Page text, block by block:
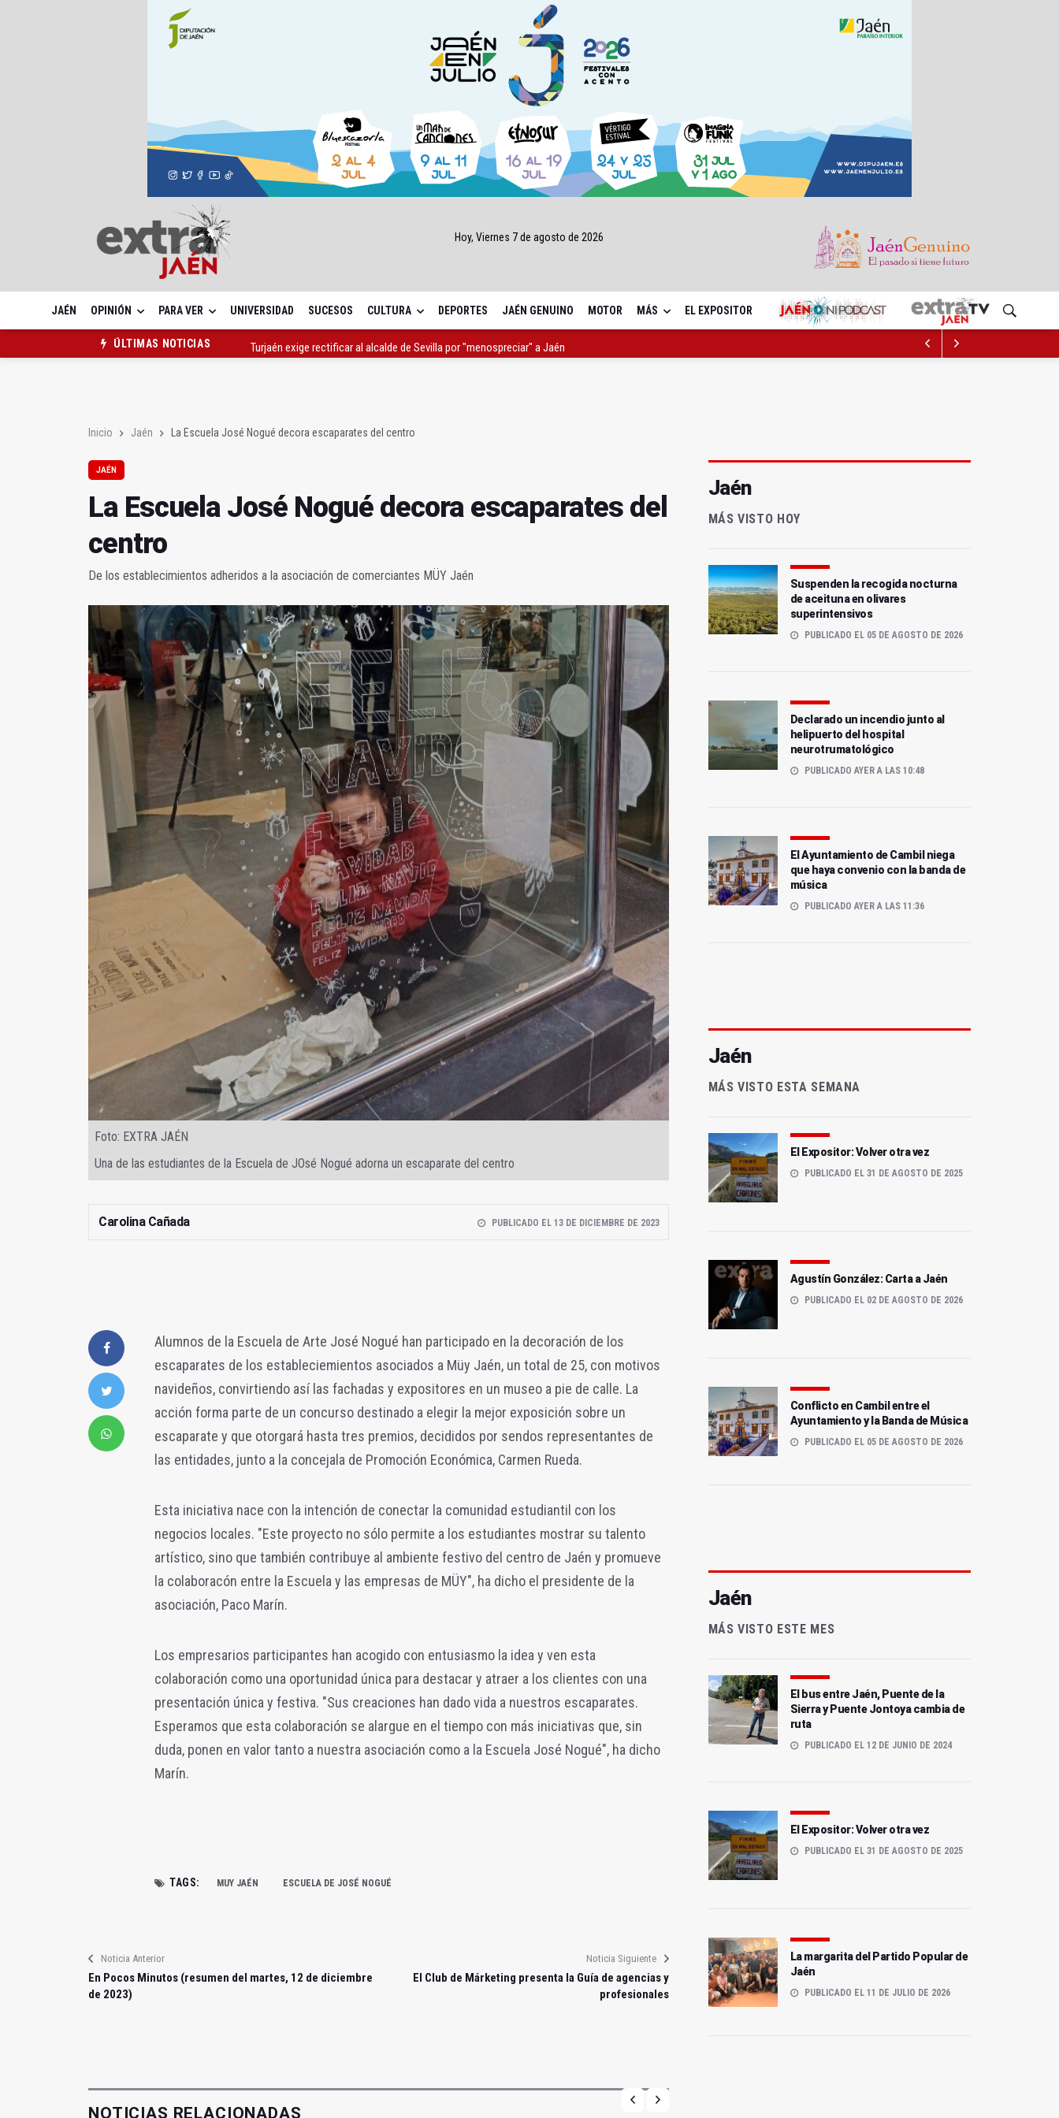
Hoy, Viernes 7 de agosto de 2026
JAÉN OPINIÓN PARA VER UNIVERSIDAD SUCESOS CULTURA DEPORTES JAÉN GENUINO MOTOR MÁS EL EXPOSITOR
ÚLTIMAS NOTICIAS
Turjaén exige rectificar al alcalde de Sevilla por "menospreciar" a Jaén
Inicio Jaén La Escuela José Nogué decora escaparates del centro
JAÉN
La Escuela José Nogué decora escaparates del
centro
De los establecimientos adheridos a la asociación de comerciantes MÜY Jaén
Foto: EXTRA JAÉN
Una de las estudiantes de la Escuela de JOsé Nogué adorna un escaparate del centro
Carolina Cañada PUBLICADO EL 13 DE DICIEMBRE DE 2023
Alumnos de la Escuela de Arte José Nogué han participado en la decoración de los
escaparates de los estableciemientos asociados a Müy Jaén, un total de 25, con motivos
navideños, convirtiendo así las fachadas y expositores en un museo a pie de calle. La
acción forma parte de un concurso destinado a elegir la mejor exposición sobre un
escaparate y que otorgará hasta tres premios, decididos por sendos representantes de
las entidades, junto a la concejala de Promoción Económica, Carmen Rueda.
Esta iniciativa nace con la intención de conectar la comunidad estudiantil con los
negocios locales. "Este proyecto no sólo permite a los estudiantes mostrar su talento
artístico, sino que también contribuye al ambiente festivo del centro de Jaén y promueve
la colaboracón entre la Escuela y las empresas de MÜY", ha dicho el presidente de la
asociación, Paco Marín.
Los empresarios participantes han acogido con entusiasmo la idea y ven esta
colaboración como una oportunidad única para destacar y atraer a los clientes con una
presentación única y festiva. "Sus creaciones han dado vida a nuestros escaparates.
Esperamos que esta colaboración se alargue en el tiempo con más iniciativas que, sin
duda, ponen en valor tanto a nuestra asociación como a la Escuela José Nogué", ha dicho
Marín.
TAGS: MUY JAÉN ESCUELA DE JOSÉ NOGUÉ
Noticia Anterior
En Pocos Minutos (resumen del martes, 12 de diciembre
de 2023)
Noticia Siguiente
El Club de Márketing presenta la Guía de agencias y
profesionales
NOTICIAS RELACIONADAS
Jaén
MÁS VISTO HOY
Suspenden la recogida nocturna
de aceituna en olivares
superintensivos
PUBLICADO EL 05 DE AGOSTO DE 2026
Declarado un incendio junto al
helipuerto del hospital
neurotrumatológico
PUBLICADO AYER A LAS 10:48
El Ayuntamiento de Cambil niega
que haya convenio con la banda de
música
PUBLICADO AYER A LAS 11:36
Jaén
MÁS VISTO ESTA SEMANA
El Expositor: Volver otra vez
PUBLICADO EL 31 DE AGOSTO DE 2025
Agustín González: Carta a Jaén
PUBLICADO EL 02 DE AGOSTO DE 2026
Conflicto en Cambil entre el
Ayuntamiento y la Banda de Música
PUBLICADO EL 05 DE AGOSTO DE 2026
Jaén
MÁS VISTO ESTE MES
El bus entre Jaén, Puente de la
Sierra y Puente Jontoya cambia de
ruta
PUBLICADO EL 12 DE JUNIO DE 2024
El Expositor: Volver otra vez
PUBLICADO EL 31 DE AGOSTO DE 2025
La margarita del Partido Popular de
Jaén
PUBLICADO EL 11 DE JULIO DE 2026